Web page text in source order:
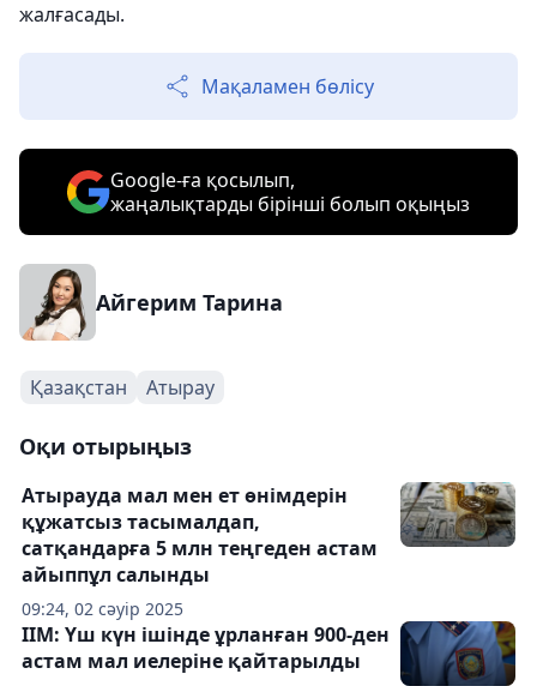
жалғасады.
Мақаламен бөлісу
Google-ға қосылып,
жаңалықтарды бірінші болып оқыңыз
Айгерим Тарина
Қазақстан Атырау
Оқи отырыңыз
09:24, 02 сәуір 2025
Атырауда мал мен ет өнімдерін
құжатсыз тасымалдап,
сатқандарға 5 млн теңгеден астам
айыппұл салынды
ІІМ: Үш күн ішінде ұрланған 900-ден
астам мал иелеріне қайтарылды